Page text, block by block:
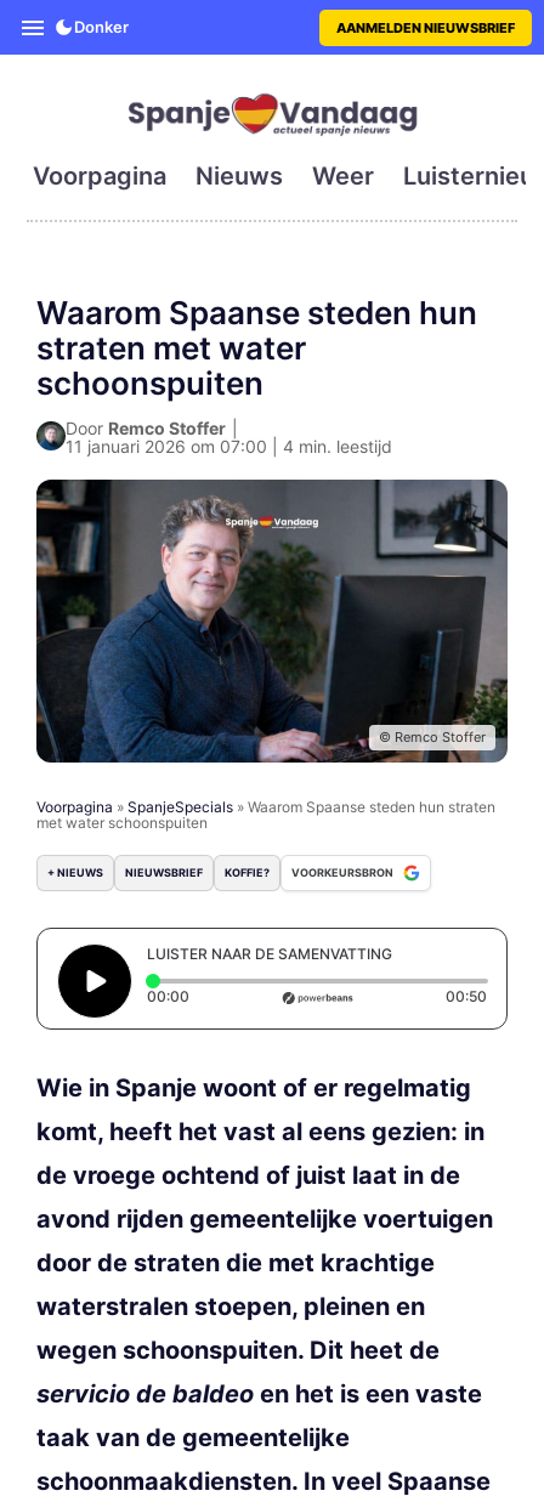
SpanjeVandaag is de eerste
Donker AANMELDEN NIEUWSBRIEF
Voorpagina Nieuws Weer
Waarom Spaanse steden hun
straten met water
schoonspuiten
Door Remco Stoffer
11 januari 2026 om 07:00 | 4 min. leestijd
© Remco Stoffer
Voorpagina » SpanjeSpecials » Waarom Spaanse steden hun straten
met water schoonspuiten
+ NIEUWS NIEUWSBRIEF KOFFIE? VOORKEURSBRON
LUISTER NAAR DE SAMENVATTING
00:00 Elapsed time: 0 seconds 00:50
Wie in Spanje woont of er regelmatig
komt, heeft het vast al eens gezien: in
de vroege ochtend of juist laat in de
avond rijden gemeentelijke voertuigen
door de straten die met krachtige
waterstralen stoepen, pleinen en
wegen schoonspuiten. Dit heet de
servicio de baldeo en het is een vaste
taak van de gemeentelijke
schoonmaakdiensten. In veel Spaanse